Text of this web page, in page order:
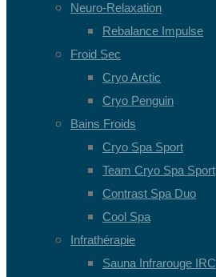
Neuro-Relaxation
Rebalance Impulse
Froid Sec
Cryo Arctic
Cryo Penguin
Bains Froids
Cryo Spa Sport
Team Cryo Spa Sport
Contrast Spa Duo
Cool Spa
Infrathérapie
Sauna Infrarouge IRC